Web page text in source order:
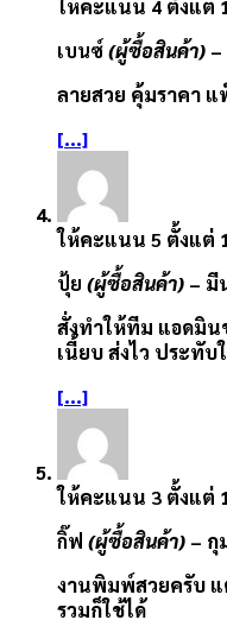
ให้คะแนน 4 ตั้งแต่
เบนซ์(ผู้ซื้อสินค้า) –
ลายสวย คุ้มราคา
[...]
ให้คะแนน 5 ตั้งแต่
ปุ้ย (ผู้ซื้อสินค้า) – มี
สั่งทำให้ทีม แอดมิน
เนี้ยบ ส่งไว ประทับ
[...]
ให้คะแนน 3 ตั้งแต่
กิ๊ฟ (ผู้ซื้อสินค้า) – กุ
งานพิมพ์สวยครับ แ
รวมก็ใช้ได้